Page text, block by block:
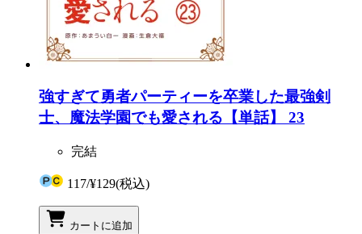
強すぎて勇者パーティーを卒業した最強剣
士、魔法学園でも愛される【単話】 23
完結
117/¥129(税込)
カートに追加